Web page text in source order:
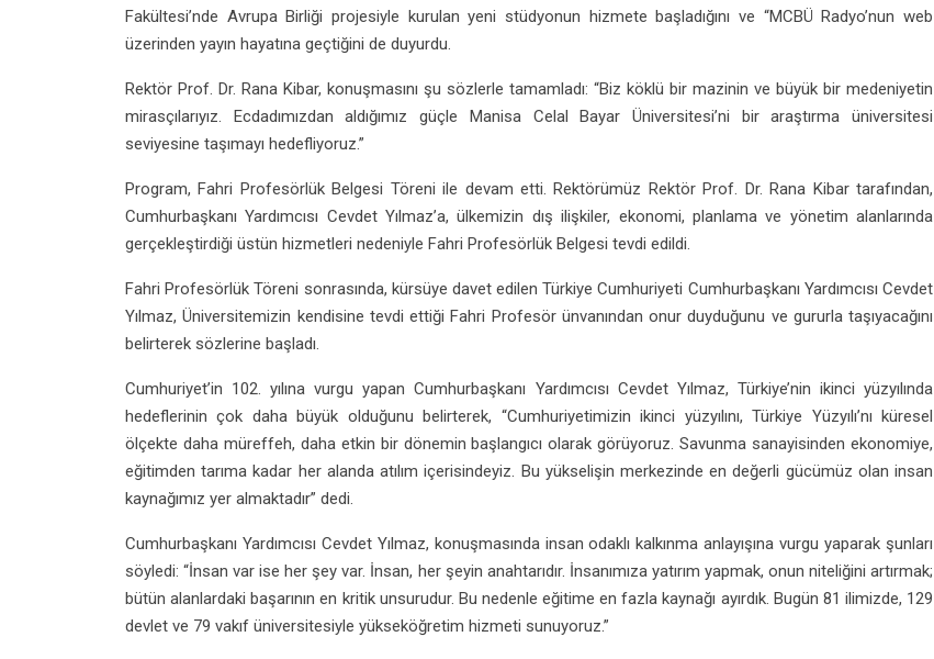
Fakültesi’nde Avrupa Birliği projesiyle kurulan yeni stüdyonun hizmete başladığını ve “MCBÜ Radyo’nun web
üzerinden yayın hayatına geçtiğini de duyurdu.
Rektör Prof. Dr. Rana Kibar, konuşmasını şu sözlerle tamamladı: “Biz köklü bir mazinin ve büyük bir medeniyetin
mirasçılarıyız. Ecdadımızdan aldığımız güçle Manisa Celal Bayar Üniversitesi’ni bir araştırma üniversitesi
seviyesine taşımayı hedefliyoruz.”
Program, Fahri Profesörlük Belgesi Töreni ile devam etti. Rektörümüz Rektör Prof. Dr. Rana Kibar tarafından,
Cumhurbaşkanı Yardımcısı Cevdet Yılmaz’a, ülkemizin dış ilişkiler, ekonomi, planlama ve yönetim alanlarında
gerçekleştirdiği üstün hizmetleri nedeniyle Fahri Profesörlük Belgesi tevdi edildi.
Fahri Profesörlük Töreni sonrasında, kürsüye davet edilen Türkiye Cumhuriyeti Cumhurbaşkanı Yardımcısı Cevdet
Yılmaz, Üniversitemizin kendisine tevdi ettiği Fahri Profesör ünvanından onur duyduğunu ve gururla taşıyacağını
belirterek sözlerine başladı.
Cumhuriyet’in 102. yılına vurgu yapan Cumhurbaşkanı Yardımcısı Cevdet Yılmaz, Türkiye’nin ikinci yüzyılında
hedeflerinin çok daha büyük olduğunu belirterek, “Cumhuriyetimizin ikinci yüzyılını, Türkiye Yüzyılı’nı küresel
ölçekte daha müreffeh, daha etkin bir dönemin başlangıcı olarak görüyoruz. Savunma sanayisinden ekonomiye,
eğitimden tarıma kadar her alanda atılım içerisindeyiz. Bu yükselişin merkezinde en değerli gücümüz olan insan
kaynağımız yer almaktadır” dedi.
Cumhurbaşkanı Yardımcısı Cevdet Yılmaz, konuşmasında insan odaklı kalkınma anlayışına vurgu yaparak şunları
söyledi: “İnsan var ise her şey var. İnsan, her şeyin anahtarıdır. İnsanımıza yatırım yapmak, onun niteliğini artırmak;
bütün alanlardaki başarının en kritik unsurudur. Bu nedenle eğitime en fazla kaynağı ayırdık. Bugün 81 ilimizde, 129
devlet ve 79 vakıf üniversitesiyle yükseköğretim hizmeti sunuyoruz.”